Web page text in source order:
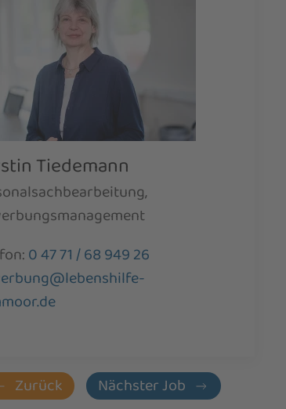
Tiedemann
0 47 71 / 68 949 26
Zurück
Nächster Job